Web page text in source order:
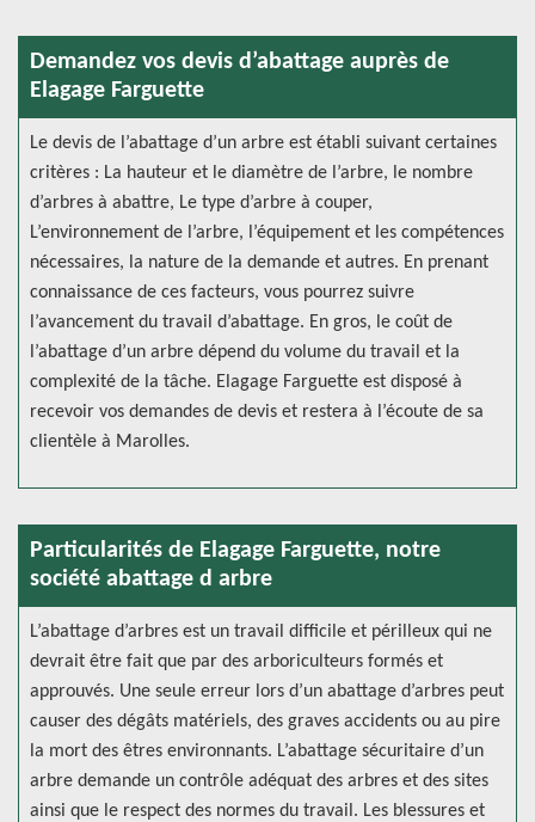
Demandez vos devis d’abattage auprès de
Elagage Farguette
Le devis de l’abattage d’un arbre est établi suivant certaines
critères : La hauteur et le diamètre de l’arbre, le nombre
d’arbres à abattre, Le type d’arbre à couper,
L’environnement de l’arbre, l’équipement et les compétences
nécessaires, la nature de la demande et autres. En prenant
connaissance de ces facteurs, vous pourrez suivre
l’avancement du travail d’abattage. En gros, le coût de
l’abattage d’un arbre dépend du volume du travail et la
complexité de la tâche. Elagage Farguette est disposé à
recevoir vos demandes de devis et restera à l’écoute de sa
clientèle à Marolles.
Particularités de Elagage Farguette, notre
société abattage d arbre
L’abattage d’arbres est un travail difficile et périlleux qui ne
devrait être fait que par des arboriculteurs formés et
approuvés. Une seule erreur lors d’un abattage d’arbres peut
causer des dégâts matériels, des graves accidents ou au pire
la mort des êtres environnants. L’abattage sécuritaire d’un
arbre demande un contrôle adéquat des arbres et des sites
ainsi que le respect des normes du travail. Les blessures et